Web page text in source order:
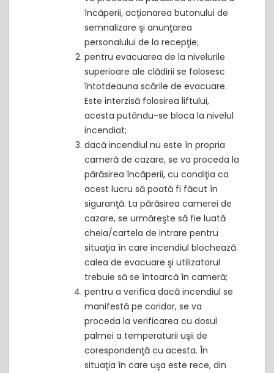
încăperii, acţionarea butonului de
semnalizare şi anunţarea
personalului de la recepţie;
pentru evacuarea de la nivelurile
superioare ale clădirii se folosesc
întotdeauna scările de evacuare.
Este interzisă folosirea liftului,
acesta putându-se bloca la nivelul
incendiat;
dacă incendiul nu este în propria
cameră de cazare, se va proceda la
părăsirea încăperii, cu condiţia ca
acest lucru să poată fi făcut în
siguranţă. La părăsirea camerei de
cazare, se urmăreşte să fie luată
cheia/cartela de intrare pentru
situaţia în care incendiul blochează
calea de evacuare şi utilizatorul
trebuie să se întoarcă în cameră;
pentru a verifica dacă incendiul se
manifestă pe coridor, se va
proceda la verificarea cu dosul
palmei a temperaturii uşii de
corespondenţă cu acesta. În
situaţia în care uşa este rece, din